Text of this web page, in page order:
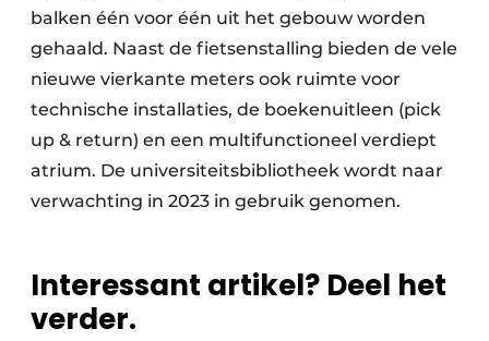
balken één voor één uit het gebouw worden
gehaald. Naast de fietsenstalling bieden de vele
nieuwe vierkante meters ook ruimte voor
technische installaties, de boekenuitleen (pick
up & return) en een multifunctioneel verdiept
atrium. De universiteitsbibliotheek wordt naar
verwachting in 2023 in gebruik genomen.
Interessant artikel? Deel het
verder.